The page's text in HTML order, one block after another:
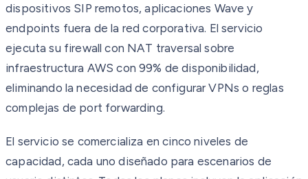
dispositivos SIP remotos, aplicaciones Wave y
endpoints fuera de la red corporativa. El servicio
ejecuta su firewall con NAT traversal sobre
infraestructura AWS con 99% de disponibilidad,
eliminando la necesidad de configurar VPNs o reglas
complejas de port forwarding.
El servicio se comercializa en cinco niveles de
capacidad, cada uno diseñado para escenarios de